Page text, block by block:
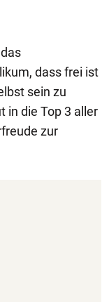
dass frei ist
sein zu
in die Top 3 aller
zur